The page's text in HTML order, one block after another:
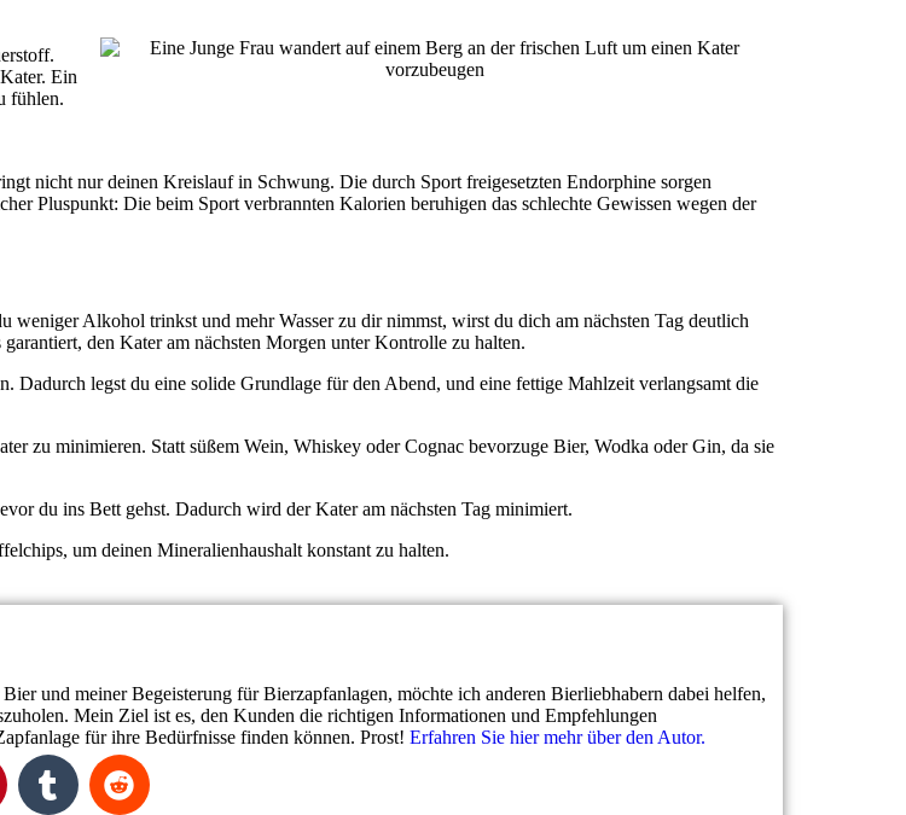
Ein
fühlen.
nicht nur deinen Kreislauf in Schwung. Die durch Sport freigesetzten Endorphine sorgen
Pluspunkt: Die beim Sport verbrannten Kalorien beruhigen das schlechte Gewissen wegen der
Alkohol trinkst und mehr Wasser zu dir nimmst, wirst du dich am nächsten Tag deutlich
den Kater am nächsten Morgen unter Kontrolle zu halten.
Dadurch legst du eine solide Grundlage für den Abend, und eine fettige Mahlzeit verlangsamt die
zu minimieren. Statt süßem Wein, Whiskey oder Cognac bevorzuge Bier, Wodka oder Gin, da sie
du ins Bett gehst. Dadurch wird der Kater am nächsten Tag minimiert.
um deinen Mineralienhaushalt konstant zu halten.
und meiner Begeisterung für Bierzapfanlagen, möchte ich anderen Bierliebhabern dabei helfen,
Mein Ziel ist es, den Kunden die richtigen Informationen und Empfehlungen
für ihre Bedürfnisse finden können. Prost! Erfahren Sie hier mehr über den Autor.